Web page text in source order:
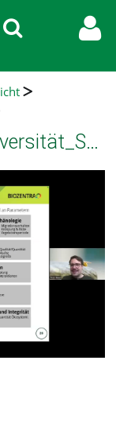
SustainAbility_VL02_Biodiversität_SoSe26